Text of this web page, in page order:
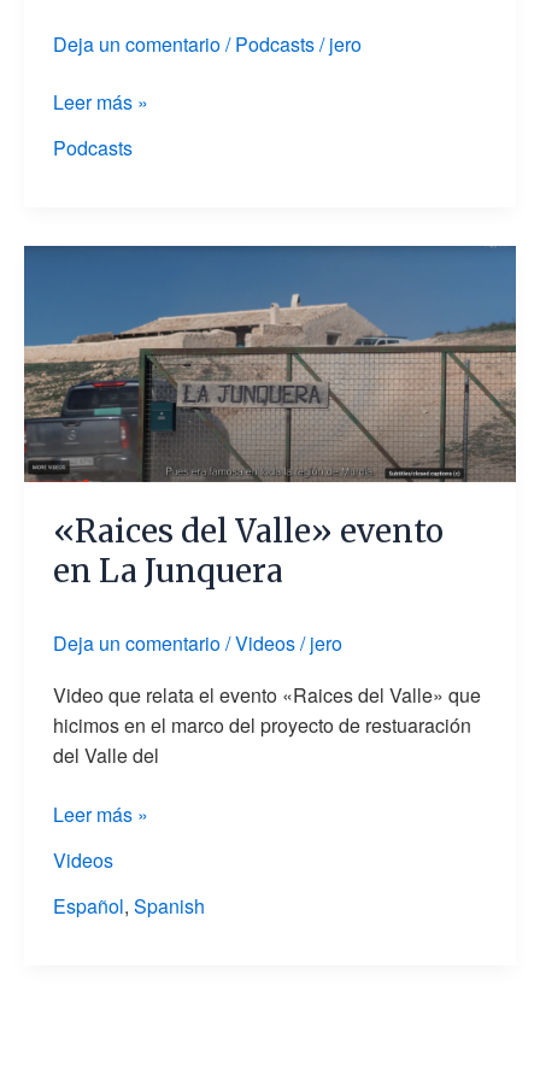
Deja un comentario/Podcasts/jero
Leer más »
Podcasts
«Raices del Valle» evento
en La Junquera
Deja un comentario/Videos/jero
Video que relata el evento «Raices del Valle» que
hicimos en el marco del proyecto de restuaración
del Valle del
evento
en
La
Junquera
Leer más »
Videos
Español, Spanish